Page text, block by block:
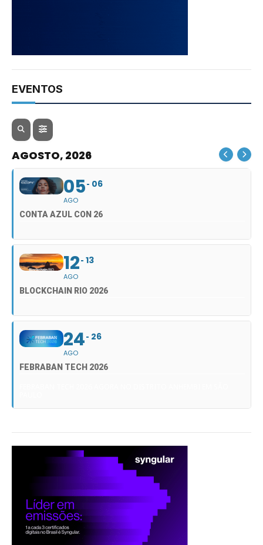
EVENTOS
AGOSTO, 2026
05
AGO
06
CONTA AZUL CON 26
12
AGO
13
BLOCKCHAIN RIO 2026
24
AGO
26
FEBRABAN TECH 2026